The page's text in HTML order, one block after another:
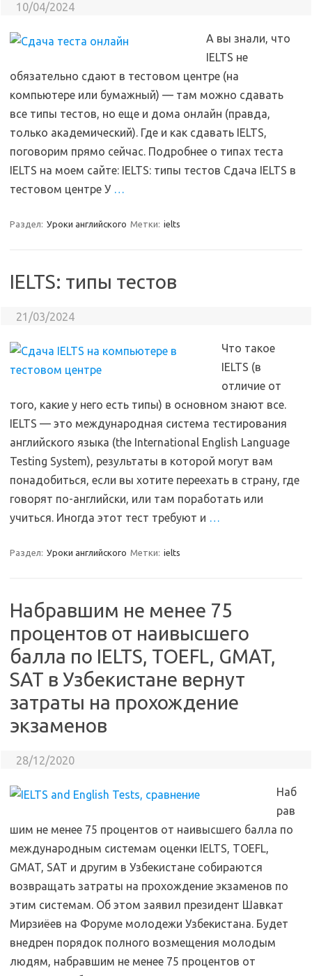
10/04/2024
А вы знали, что
IELTS не
обязательно сдают в тестовом центре (на
компьютере или бумажный) — там можно сдавать
все типы тестов, но еще и дома онлайн (правда,
только академический). Где и как сдавать IELTS,
поговорим прямо сейчас. Подробнее о типах теста
IELTS на моем сайте: IELTS: типы тестов Сдача IELTS в
тестовом центре У …
Раздел: Уроки английского Метки: ielts
IELTS: типы тестов
21/03/2024
Что такое
IELTS (в
отличие от
того, какие у него есть типы) в основном знают все.
IELTS — это международная система тестирования
английского языка (the International English Language
Testing System), результаты в которой могут вам
понадобиться, если вы хотите переехать в страну, где
говорят по-английски, или там поработать или
учиться. Иногда этот тест требуют и …
Раздел: Уроки английского Метки: ielts
Набравшим не менее 75
процентов от наивысшего
балла по IELTS, TOEFL, GMAT,
SAT в Узбекистане вернут
затраты на прохождение
экзаменов
28/12/2020
Наб
рав
шим не менее 75 процентов от наивысшего балла по
международным системам оценки IELTS, TOEFL,
GMAT, SAT и другим в Узбекистане собираются
возвращать затраты на прохождение экзаменов по
этим системам. Об этом заявил президент Шавкат
Мирзиёев на Форуме молодежи Узбекистана. Будет
внедрен порядок полного возмещения молодым
людям, набравшим не менее 75 процентов от